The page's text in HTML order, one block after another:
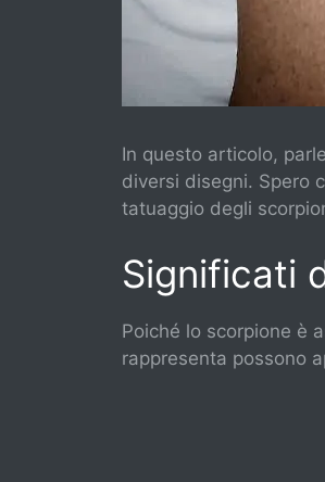
In questo articolo,
diversi disegni. Spero
tatuaggio degli
Significati
Poiché lo scorpione è
rappresenta possono